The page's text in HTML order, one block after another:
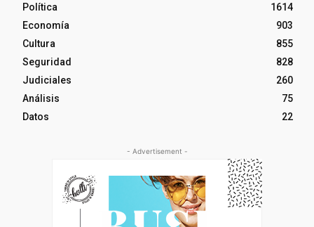
Política
1614
Economía
903
Cultura
855
Seguridad
828
Judiciales
260
Análisis
75
Datos
22
- Advertisement -